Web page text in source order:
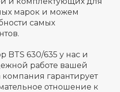
марок и можем
самых
BTS 630/635 у нас и
работе вашей
гарантирует
отношение к